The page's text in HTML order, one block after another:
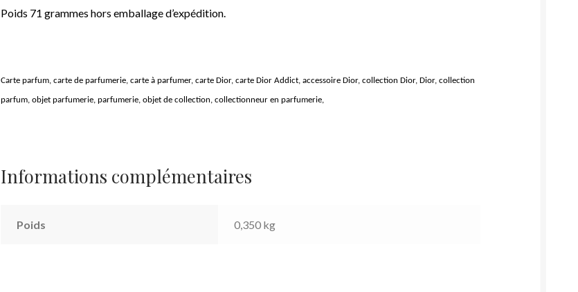
Poids 71 grammes hors emballage d’expédition.
Carte parfum, carte de parfumerie, carte à parfumer, carte Dior, carte Dior Addict, accessoire Dior, collection Dior, Dior, collection
parfum, objet parfumerie, parfumerie, objet de collection, collectionneur en parfumerie,
Informations complémentaires
Poids 0,350 kg